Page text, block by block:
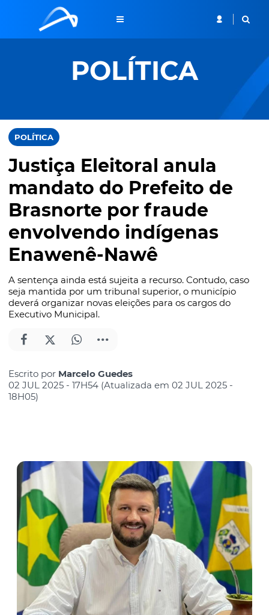
POLÍTICA
POLÍTICA
Justiça Eleitoral anula
mandato do Prefeito de
Brasnorte por fraude
envolvendo indígenas
Enawenê-Nawê
A sentença ainda está sujeita a recurso. Contudo, caso
seja mantida por um tribunal superior, o município
deverá organizar novas eleições para os cargos do
Executivo Municipal.
Escrito por Marcelo Guedes
02 JUL 2025 - 17H54 (Atualizada em 02 JUL 2025 -
18H05)